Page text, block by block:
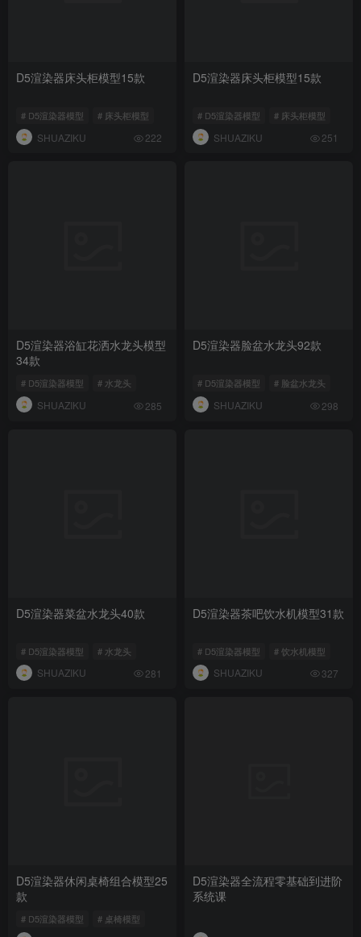
D5渲染器床头柜模型15款
# D5渲染器模型 # 床头柜模型
SHUAZIKU 222
D5渲染器床头柜模型15款
# D5渲染器模型 # 床头柜模型
SHUAZIKU 251
D5渲染器浴缸花洒水龙头模型
34款
# D5渲染器模型 # 水龙头
SHUAZIKU 285
D5渲染器脸盆水龙头92款
# D5渲染器模型 # 脸盆水龙头
SHUAZIKU 298
D5渲染器菜盆水龙头40款
# D5渲染器模型 # 水龙头
SHUAZIKU 281
D5渲染器茶吧饮水机模型31款
# D5渲染器模型 # 饮水机模型
SHUAZIKU 327
D5渲染器休闲桌椅组合模型25
款
# D5渲染器模型 # 桌椅模型
D5渲染器全流程零基础到进阶
系统课